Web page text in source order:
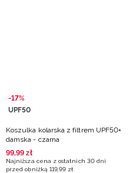
-17%
UPF50
Koszulka kolarska z filtrem UPF50+
damska - czarna
99,99 zł
Najniższa cena z ostatnich 30 dni
przed obniżką 119,99 zł